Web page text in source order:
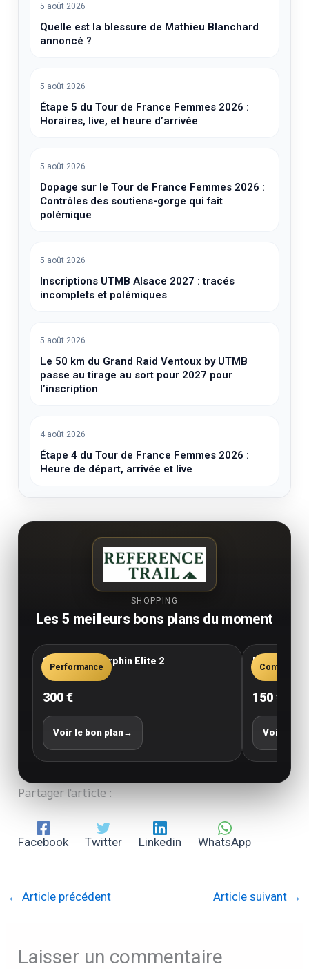
5 août 2026
Quelle est la blessure de Mathieu Blanchard
annoncé ?
5 août 2026
Étape 5 du Tour de France Femmes 2026 :
Horaires, live, et heure d’arrivée
5 août 2026
Dopage sur le Tour de France Femmes 2026 :
Contrôles des soutiens-gorge qui fait
polémique
5 août 2026
Inscriptions UTMB Alsace 2027 : tracés
incomplets et polémiques
5 août 2026
Le 50 km du Grand Raid Ventoux by UTMB
passe au tirage au sort pour 2027 pour
l’inscription
4 août 2026
Étape 4 du Tour de France Femmes 2026 :
Heure de départ, arrivée et live
SHOPPING
Les 5 meilleurs bons plans du moment
Performance
Saucony Endorphin Elite 2
300 €
Voir le bon plan→
Confort
New
150 €
Voir le
Partager l'article :
Facebook Twitter Linkedin WhatsApp
← Article précédent Article suivant →
Laisser un commentaire